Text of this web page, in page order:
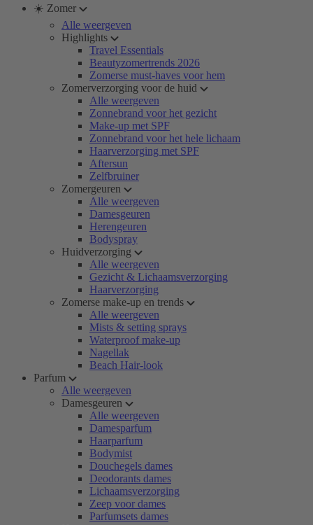
☀️ Zomer
Alle weergeven
Highlights
Travel Essentials
Beautyzomertrends 2026
Zomerse must-haves voor hem
Zomerverzorging voor de huid
Alle weergeven
Zonnebrand voor het gezicht
Make-up met SPF
Zonnebrand voor het hele lichaam
Haarverzorging met SPF
Aftersun
Zelfbruiner
Zomergeuren
Alle weergeven
Damesgeuren
Herengeuren
Bodyspray
Huidverzorging
Alle weergeven
Gezicht & Lichaamsverzorging
Haarverzorging
Zomerse make-up en trends
Alle weergeven
Mists & setting sprays
Waterproof make-up
Nagellak
Beach Hair-look
Parfum
Alle weergeven
Damesgeuren
Alle weergeven
Damesparfum
Haarparfum
Bodymist
Douchegels dames
Deodorants dames
Lichaamsverzorging
Zeep voor dames
Parfumsets dames